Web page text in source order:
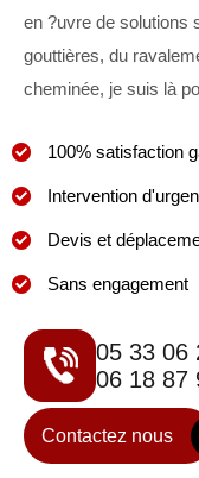
en ?uvre de solutions
gouttières, du
cheminée, je suis là
100% satisfaction
Intervention
Devis et
Sans engagement
05 33 06
06 18 87
Contactez nous